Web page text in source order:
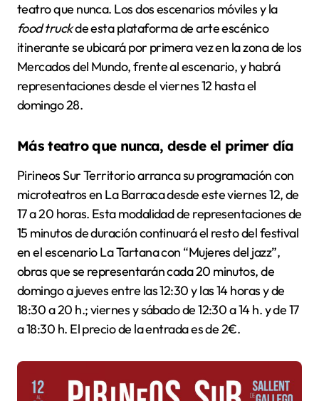
teatro que nunca. Los dos escenarios móviles y la
food truckde esta plataforma de arte escénico
itinerante se ubicará por primera vez en la zona de los
Mercados del Mundo, frente al escenario, y habrá
representaciones desde el viernes 12 hasta el
domingo 28.
Más teatro que nunca, desde el primer día
Pirineos Sur Territorio arranca su programación con
microteatros en La Barraca desde este viernes 12, de
17 a 20 horas. Esta modalidad de representaciones de
15 minutos de duración continuará el resto del festival
en el escenario La Tartana con “Mujeres del jazz”,
obras que se representarán cada 20 minutos, de
domingo a jueves entre las 12:30 y las 14 horas y de
18:30 a 20 h.; viernes y sábado de 12:30 a 14 h. y de 17
a 18:30 h. El precio de la entrada es de 2€.